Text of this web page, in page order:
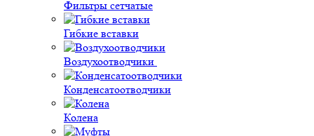
Фильтры сетчатые
Гибкие вставки
Воздухоотводчики
Конденсатоотводчики
Колена